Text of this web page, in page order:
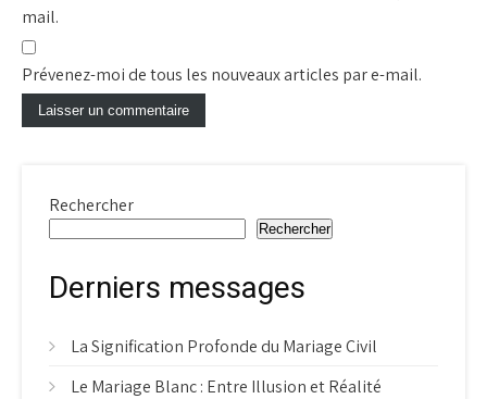
mail.
Prévenez-moi de tous les nouveaux articles par e-mail.
Rechercher
Rechercher
Derniers messages
La Signification Profonde du Mariage Civil
Le Mariage Blanc : Entre Illusion et Réalité